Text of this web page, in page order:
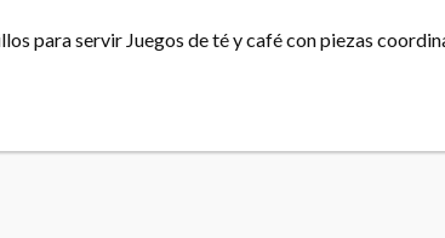
para servir Juegos de té y café con piezas